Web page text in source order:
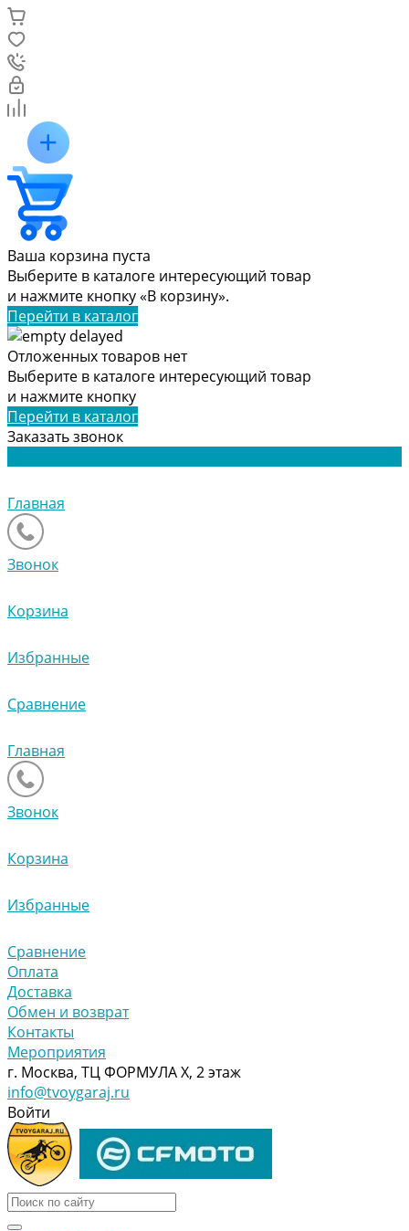
Ваша корзина пуста
Выберите в каталоге интересующий товар
и нажмите кнопку «В корзину».
Перейти в каталог
Отложенных товаров нет
Выберите в каталоге интересующий товар
и нажмите кнопку
Перейти в каталог
Заказать звонок
Главная
Звонок
Корзина
Избранные
Сравнение
Главная
Звонок
Корзина
Избранные
Сравнение
Оплата
Доставка
Обмен и возврат
Контакты
Мероприятия
г. Москва, ТЦ ФОРМУЛА Х, 2 этаж
info@tvoygaraj.ru
Войти